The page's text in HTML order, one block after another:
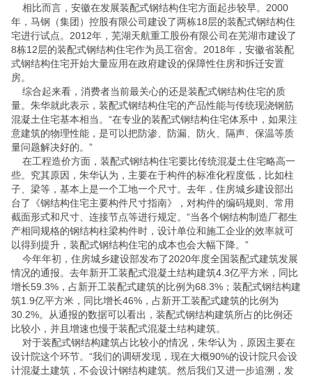
相比而言，安徽在发展装配式钢结构住宅方面起步较早。2000
年，马钢（集团）控股有限公司建设了两栋18层的装配式钢结构住
宅进行试点。2012年，芜湖天航重工股份有限公司在芜湖市建设了
8栋12层的装配式钢结构住宅作为员工宿舍。2018年，安徽省装配
式钢结构住宅开始大量应用在政府建设的保障性住房和拆迁安置
房。
综合起来看，消费者当前最关心的还是装配式钢结构住宅的质
量。朱华就此表示，装配式钢结构住宅的产品性能与传统现浇钢筋
混凝土住宅基本相当。“在专业的装配式钢结构住宅体系中，如果注
意建筑的物理性能，是可以把防渗、防漏、防火、隔声、保温等质
量问题解决好的。”
在工程造价方面，装配式钢结构住宅要比传统混凝土住宅略高一
些。究其原因，朱华认为，主要在于构件的标准化程度低，比如柱
子、梁等，基本上是一个工地一个尺寸。去年，住房城乡建设部出
台了《钢结构住宅主要构件尺寸指南》，对构件的编码规则、常用
截面形式和尺寸、连接节点等进行规定。“当各个钢结构制造厂都生
产相同规格的钢结构柱梁构件时，设计单位和施工企业的效率就可
以得到提升，装配式钢结构住宅的成本也会大幅下降。”
今年年初，住房城乡建设部发布了2020年度全国装配式建筑发展
情况的通报。去年新开工装配式混凝土结构建筑4.3亿平方米，同比
增长59.3%，占新开工装配式建筑的比例为68.3%；装配式钢结构建
筑1.9亿平方米，同比增长46%，占新开工装配式建筑的比例为
30.2%。从通报的数据可以看出，装配式钢结构建筑所占的比例还
比较小，并且增速也慢于装配式混凝土结构建筑。
对于装配式钢结构建筑占比较小的情况，朱华认为，原因主要在
设计院这个环节。“我们的调研发现，现在大概90%的设计院只会设
计混凝土建筑，不会设计钢结构建筑。然后我们又进一步追溯，发